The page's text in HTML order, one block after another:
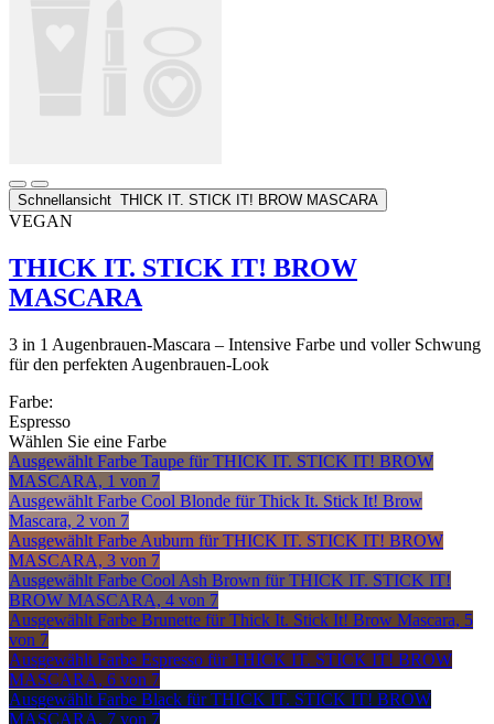
Schnellansicht THICK IT. STICK IT! BROW MASCARA
VEGAN
THICK IT. STICK IT! BROW
MASCARA
3 in 1 Augenbrauen-Mascara – Intensive Farbe und voller Schwung
für den perfekten Augenbrauen-Look
Farbe:
Espresso
Wählen Sie eine Farbe
Ausgewählt Farbe Taupe für THICK IT. STICK IT! BROW
MASCARA, 1 von 7
Ausgewählt Farbe Cool Blonde für Thick It. Stick It! Brow
Mascara, 2 von 7
Ausgewählt Farbe Auburn für THICK IT. STICK IT! BROW
MASCARA, 3 von 7
Ausgewählt Farbe Cool Ash Brown für THICK IT. STICK IT!
BROW MASCARA, 4 von 7
Ausgewählt Farbe Brunette für Thick It. Stick It! Brow Mascara, 5
von 7
Ausgewählt Farbe Espresso für THICK IT. STICK IT! BROW
MASCARA, 6 von 7
Ausgewählt Farbe Black für THICK IT. STICK IT! BROW
MASCARA, 7 von 7